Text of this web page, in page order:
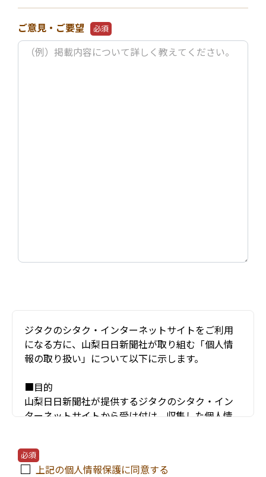
ご意見・ご要望 必須
ジタクのシタク・インターネットサイトをご利用
になる方に、山梨日日新聞社が取り組む「個人情
報の取り扱い」について以下に示します。
■目的
山梨日日新聞社が提供するジタクのシタク・イン
ターネットサイトから受け付け、収集した個人情
し、他の目的には使用しません。
必須
上記の個人情報保護に同意する